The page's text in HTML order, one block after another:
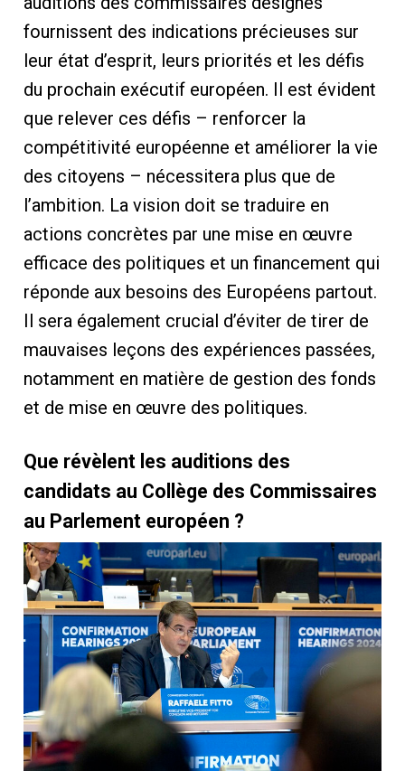
fournissent des indications précieuses sur
leur état d’esprit, leurs priorités et les défis
du prochain exécutif européen. Il est évident
que relever ces défis – renforcer la
compétitivité européenne et améliorer la vie
des citoyens – nécessitera plus que de
l’ambition. La vision doit se traduire en
actions concrètes par une mise en œuvre
efficace des politiques et un financement qui
réponde aux besoins des Européens partout.
Il sera également crucial d’éviter de tirer de
mauvaises leçons des expériences passées,
notamment en matière de gestion des fonds
et de mise en œuvre des politiques.
Que révèlent les auditions des
candidats au Collège des Commissaires
au Parlement européen ?